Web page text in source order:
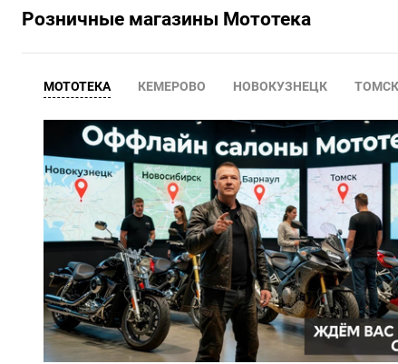
Розничные магазины Мототека
МОТОТЕКА КЕМЕРОВО НОВОКУЗНЕЦК ТОМСК